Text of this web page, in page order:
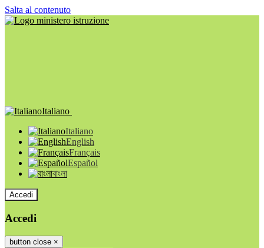
Salta al contenuto
Italiano
Italiano
English
Français
Español
বাংলা
Accedi
Accedi
button close ×